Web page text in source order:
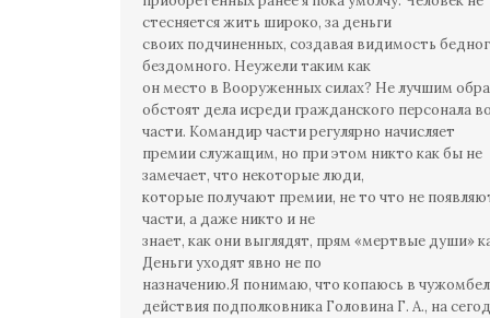
стесняется жить широко, за деньги
своих подчиненных, создавая видимость
бездомного. Неужели таким как
он место в Вооруженных силах? Не лучшим
обстоят дела исреди гражданского персонала
части. Командир части регулярно начисляет
премии служащим, но при этом никто как бы не
замечает, что некоторые люди,
которые получают премии, не то что не
части, а даже никто и не
знает, как они выглядят, прям «мертвые души»
Деньги уходят явно не по
назначению.Я понимаю, что копаюсь в
действия подполковника Головина Г. А., на